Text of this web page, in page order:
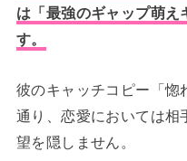
は「最強のギャップ萌え
す。
彼のキャッチコピー「惚
通り、恋愛においては相
望を隠しません。